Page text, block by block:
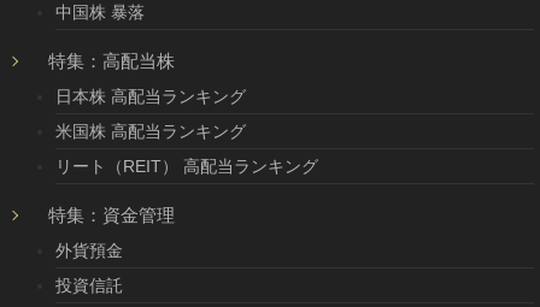
中国株 暴落
特集：高配当株
日本株 高配当ランキング
米国株 高配当ランキング
リート（REIT） 高配当ランキング
特集：資金管理
外貨預金
投資信託